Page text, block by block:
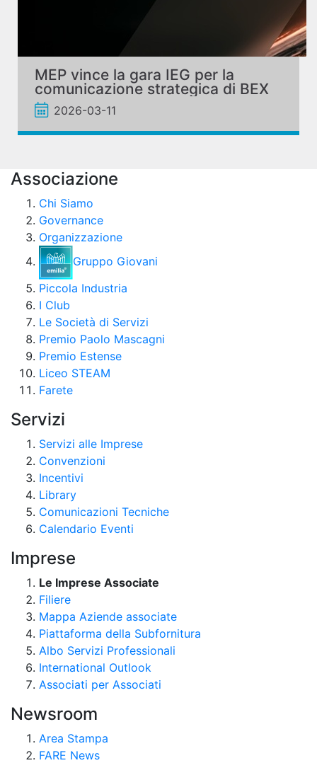
MEP vince la gara IEG per la
comunicazione strategica di BEX
2026-03-11
Associazione
Chi Siamo
Governance
Organizzazione
Gruppo Giovani
Piccola Industria
I Club
Le Società di Servizi
Premio Paolo Mascagni
Premio Estense
Liceo STEAM
Farete
Servizi
Servizi alle Imprese
Convenzioni
Incentivi
Library
Comunicazioni Tecniche
Calendario Eventi
Imprese
Le Imprese Associate
Filiere
Mappa Aziende associate
Piattaforma della Subfornitura
Albo Servizi Professionali
International Outlook
Associati per Associati
Newsroom
Area Stampa
FARE News